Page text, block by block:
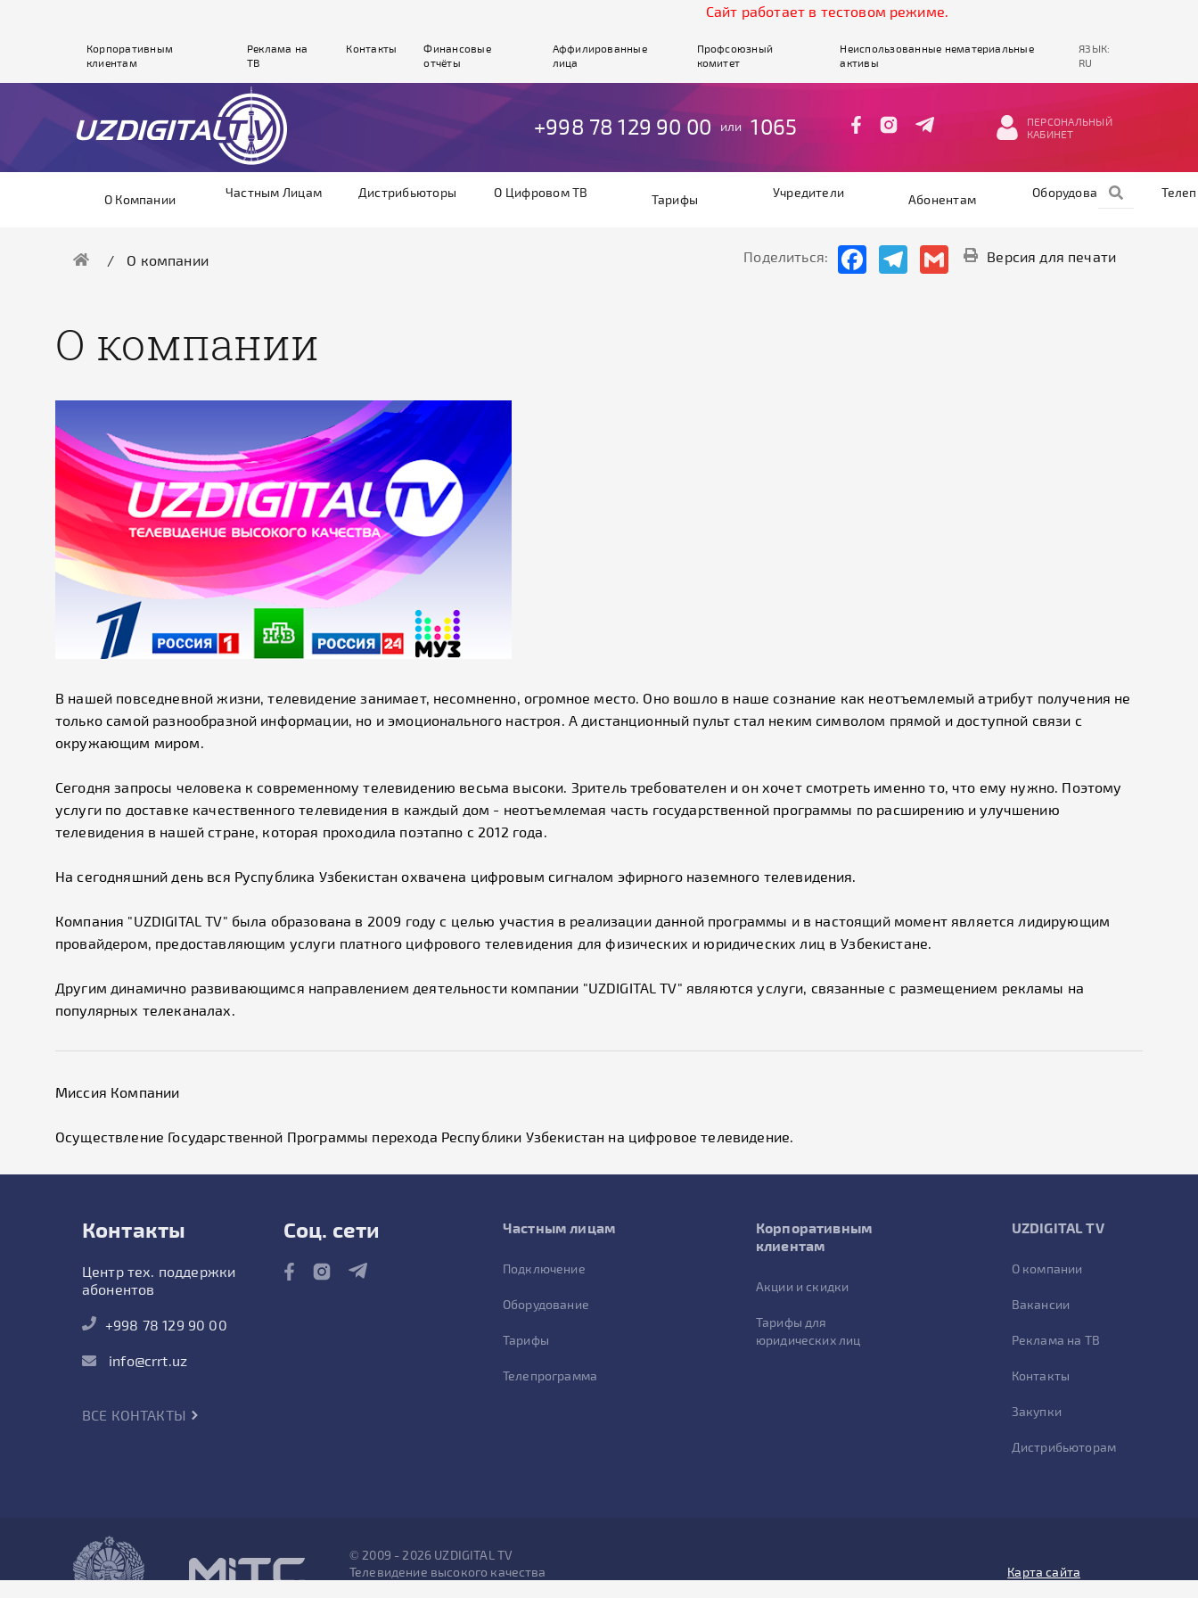
Cайт работает в тестовом режиме.
Корпоративным
клиентам
Реклама на
ТВ
Контакты
Финансовые
отчёты
Аффилированные
лица
Профсоюзный
комитет
Неиспользованные нематериальные
активы
ЯЗЫК:
RU
+998 78 129 90 00 или 1065
ПЕРСОНАЛЬНЫЙ
КАБИНЕТ
О Компании Частным Лицам Дистрибьюторы О Цифровом ТВ Тарифы Учредители Абонентам Оборудование
О компании Поделиться: FacebookTelegramGmail Версия для печати
О компании
В нашей повседневной жизни, телевидение занимает, несомненно, огромное место. Оно вошло в наше сознание как неотъемлемый атрибут получения не
только самой разнообразной информации, но и эмоционального настроя. А дистанционный пульт стал неким символом прямой и доступной связи с
окружающим миром.
Сегодня запросы человека к современному телевидению весьма высоки. Зритель требователен и он хочет смотреть именно то, что ему нужно. Поэтому
услуги по доставке качественного телевидения в каждый дом - неотъемлемая часть государственной программы по расширению и улучшению
телевидения в нашей стране, которая проходила поэтапно с 2012 года.
На сегодняшний день вся Руспублика Узбекистан охвачена цифровым сигналом эфирного наземного телевидения.
Компания "UZDIGITAL TV" была образована в 2009 году с целью участия в реализации данной программы и в настоящий момент является лидирующим
провайдером, предоставляющим услуги платного цифрового телевидения для физических и юридических лиц в Узбекистане.
Другим динамично развивающимся направлением деятельности компании "UZDIGITAL TV" являются услуги, связанные с размещением рекламы на
популярных телеканалах.
Миссия Компании
Осуществление Государственной Программы перехода Республики Узбекистан на цифровое телевидение.
Контакты
Центр тех. поддержки
абонентов
+998 78 129 90 00
info@crrt.uz
ВСЕ КОНТАКТЫ
Соц. сети Частным лицам
Подключение
Оборудование
Тарифы
Телепрограмма
Корпоративным
клиентам
Акции и скидки
Тарифы для
юридических лиц
UZDIGITAL TV
О компании
Вакансии
Реклама на ТВ
Контакты
Закупки
Дистрибьюторам
© 2009 - 2026 UZDIGITAL TV
Телевидение высокого качества
Карта сайта